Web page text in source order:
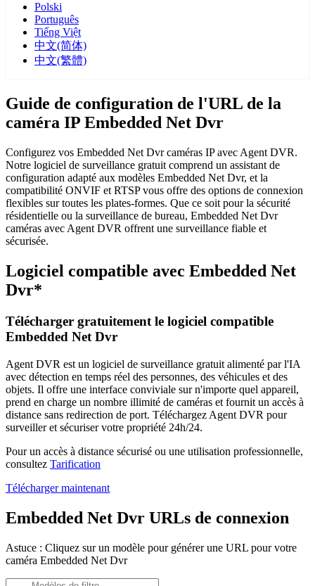
Polski
Português
Tiếng Việt
中文(简体)
中文(繁體)
Guide de configuration de l'URL de la
caméra IP Embedded Net Dvr
Configurez vos Embedded Net Dvr caméras IP avec Agent DVR.
Notre logiciel de surveillance gratuit comprend un assistant de
configuration adapté aux modèles Embedded Net Dvr, et la
compatibilité ONVIF et RTSP vous offre des options de connexion
flexibles sur toutes les plates-formes. Que ce soit pour la sécurité
résidentielle ou la surveillance de bureau, Embedded Net Dvr
caméras avec Agent DVR offrent une surveillance fiable et
sécurisée.
Logiciel compatible avec Embedded Net
Dvr*
Télécharger gratuitement le logiciel compatible
Embedded Net Dvr
Agent DVR est un logiciel de surveillance gratuit alimenté par l'IA
avec détection en temps réel des personnes, des véhicules et des
objets. Il offre une interface conviviale sur n'importe quel appareil,
prend en charge un nombre illimité de caméras et fournit un accès à
distance sans redirection de port. Téléchargez Agent DVR pour
surveiller et sécuriser votre propriété 24h/24.
Pour un accès à distance sécurisé ou une utilisation professionnelle,
consultez Tarification
Télécharger maintenant
Embedded Net Dvr URLs de connexion
Astuce : Cliquez sur un modèle pour générer une URL pour votre
caméra Embedded Net Dvr